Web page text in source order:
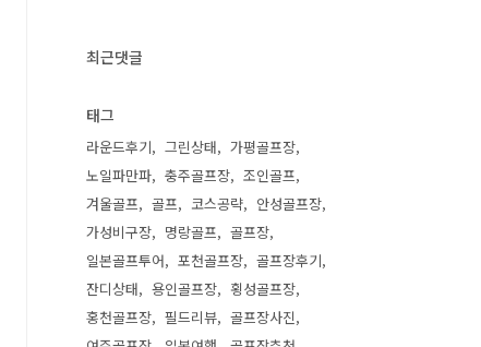
최근댓글
태그
라운드후기 그린상태
가평골프장
노일파만파
충주골프장
조인골프
겨울골프
골프 코스공략
안성골프장
가성비구장
명랑골프
골프장
일본골프투어
포천골프장
골프장후기
잔디상태
용인골프장
횡성골프장
홍천골프장
필드리뷰
골프장사진